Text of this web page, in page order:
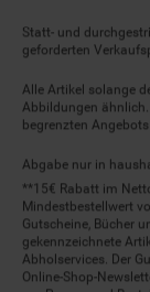
Statt- und
geforderten
Alle Artikel solange
Abbildungen
begrenzten
Abgabe nur in
**15€ Rabatt im
Mindestbestellwert
Gutscheine, Bücher
gekennzeichnete
Abholservices. Der
Online-Shop-